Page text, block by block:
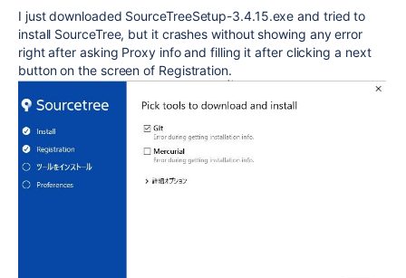
I just downloaded SourceTreeSetup-3.4.15.exe and tried to
install SourceTree, but it crashes without showing any error
right after asking Proxy info and filling it after clicking a next
button on the screen of Registration.